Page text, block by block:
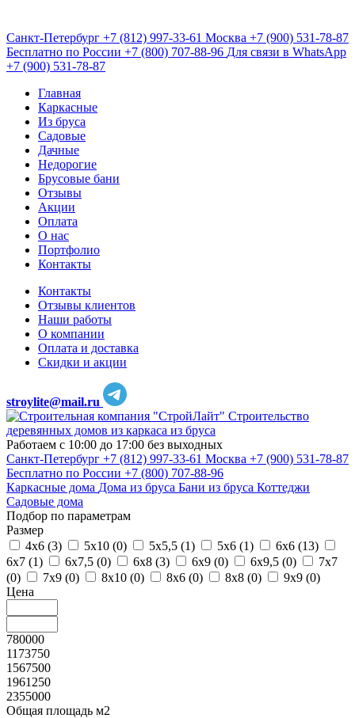
Санкт-Петербург +7 (812) 997-33-61 Москва +7 (900) 531-78-87
Бесплатно по России +7 (800) 707-88-96 Для связи в WhatsApp
+7 (900) 531-78-87
Главная
Каркасные
Из бруса
Садовые
Дачные
Недорогие
Брусовые бани
Отзывы
Акции
Оплата
О нас
Портфолио
Контакты
Контакты
Отзывы клиентов
Наши работы
О компании
Оплата и доставка
Скидки и акции
stroylite@mail.ru
Строительство
деревянных домов из каркаса из бруса
Работаем с 10:00 до 17:00 без выходных
Санкт-Петербург +7 (812) 997-33-61 Москва +7 (900) 531-78-87
Бесплатно по России +7 (800) 707-88-96
Каркасные дома Дома из бруса Бани из бруса Коттеджи
Садовые дома
Подбор по параметрам
Размер
4х6 (3) 5х10 (0) 5х5,5 (1) 5х6 (1) 6х6 (13)
6х7 (1) 6х7,5 (0) 6х8 (3) 6х9 (0) 6х9,5 (0)
7х7
(0) 7х9 (0) 8х10 (0) 8х6 (0) 8х8 (0) 9х9 (0)
Цена
780000
1173750
1567500
1961250
2355000
Общая площадь м2